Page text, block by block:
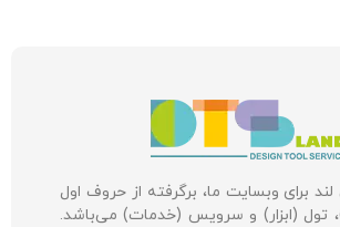
برای وبسایت ما، برگرفته از حروف اول
تول (ابزار) و سرویس (خدمات) می‌باشد.